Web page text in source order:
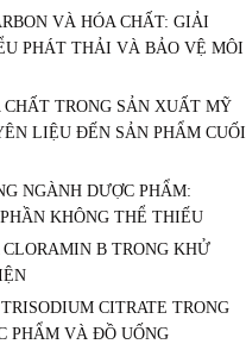
VÀ HÓA CHẤT: GIẢI
PHÁT THẢI VÀ BẢO VỆ MÔI
CHẤT TRONG SẢN XUẤT MỸ
LIỆU ĐẾN SẢN PHẨM CUỐI
NGÀNH DƯỢC PHẨM:
KHÔNG THỂ THIẾU
B TRONG KHỬ
CITRATE TRONG
PHẨM VÀ ĐỒ UỐNG